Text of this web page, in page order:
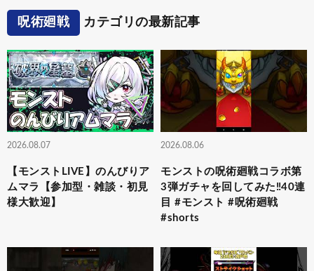
呪術廻戦 カテゴリの最新記事
2026.08.07
【モンストLIVE】のんびりア
ムマラ【参加型・雑談・初見
様大歓迎】
2026.08.06
モンストの呪術廻戦コラボ第
3弾ガチャを回してみた‼️40連
目 #モンスト #呪術廻戦
#shorts